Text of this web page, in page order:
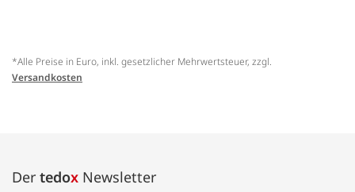
*Alle Preise in Euro, inkl. gesetzlicher Mehrwertsteuer, zzgl.
Versandkosten
Der tedox Newsletter